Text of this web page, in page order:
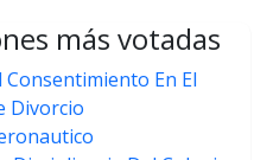
más votadas
Consentimiento En El
Divorcio